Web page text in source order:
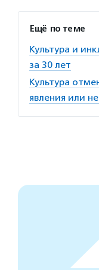
Ещё по теме
Культура и
за 30 лет
Культура
явления или